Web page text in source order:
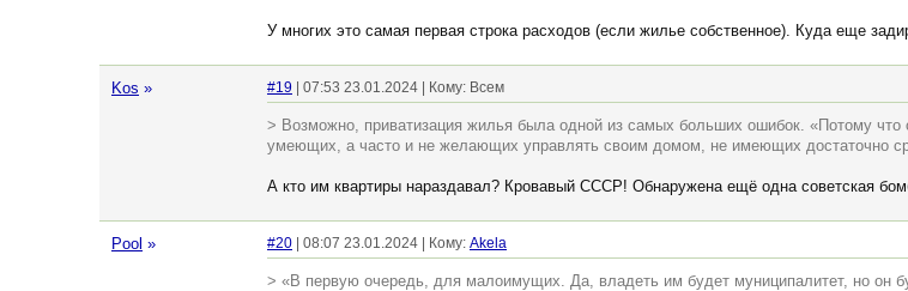
У многих это самая первая строка расходов (если жилье собственное). Куда еще
Kos » #19 | 07:53 23.01.2024 | Кому: Всем
> Возможно, приватизация жилья была одной из самых больших ошибок. «Потому что
умеющих, а часто и не желающих управлять своим домом, не имеющих достаточно
А кто им квартиры нараздавал? Кровавый СССР! Обнаружена ещё одна советская
Pool » #20 | 08:07 23.01.2024 | Кому: Akela
> «В первую очередь, для малоимущих. Да, владеть им будет муниципалитет, но он